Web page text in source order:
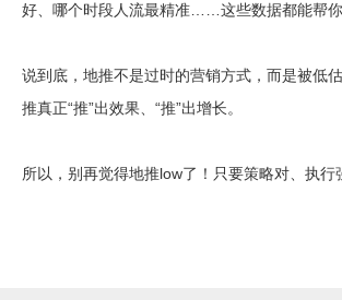
好、哪个时段人流最精准……这些数据都能帮
说到底，地推不是过时的营销方式，而是被低
推真正“推”出效果、“推”出增长。
所以，别再觉得地推low了！只要策略对、执